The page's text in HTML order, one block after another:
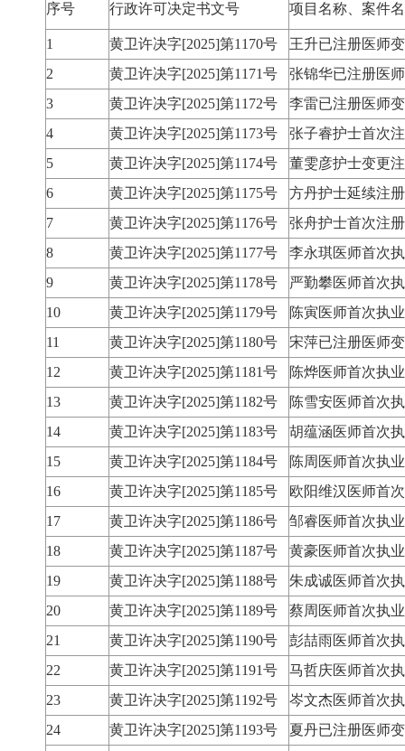
序号 行政许可决定书文号 项目名称、案件
1 黄卫许决字[2025]第1170号
王升已注册医师
2
黄卫许决字[2025]第1171号
张锦华已注册医
3
黄卫许决字[2025]第1172号
李雷已注册医师
4
黄卫许决字[2025]第1173号
张子睿护士首次
5
黄卫许决字[2025]第1174号
董雯彦护士变更
6
黄卫许决字[2025]第1175号
方丹护士延续注册
7
黄卫许决字[2025]第1176号
张舟护士首次注册
8
黄卫许决字[2025]第1177号
李永琪医师首次
9
黄卫许决字[2025]第1178号
严勤攀医师首次
10
黄卫许决字[2025]第1179号
陈寅医师首次执
11
黄卫许决字[2025]第1180号
宋萍已注册医师
12
黄卫许决字[2025]第1181号
陈烨医师首次执
13
黄卫许决字[2025]第1182号
陈雪安医师首次
14
黄卫许决字[2025]第1183号
胡蕴涵医师首次
15
黄卫许决字[2025]第1184号
陈周医师首次执
16
黄卫许决字[2025]第1185号
欧阳维汉医师首
17
黄卫许决字[2025]第1186号
邹睿医师首次执
18
黄卫许决字[2025]第1187号
黄豪医师首次执
19
黄卫许决字[2025]第1188号
朱成诚医师首次
20
黄卫许决字[2025]第1189号
蔡周医师首次执
21
黄卫许决字[2025]第1190号
彭喆雨医师首次
22
黄卫许决字[2025]第1191号
马哲庆医师首次
23
黄卫许决字[2025]第1192号
岑文杰医师首次
24
黄卫许决字[2025]第1193号
夏丹已注册医师